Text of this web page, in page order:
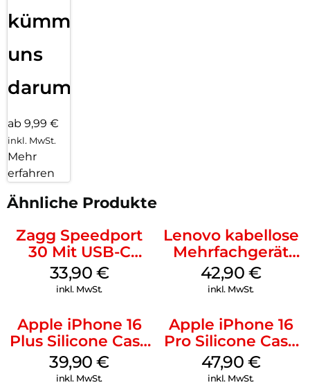
kümmern
uns
darum!
ab 9,99 €
inkl. MwSt.
Mehr
erfahren
Ähnliche Produkte
Zagg Speedport
30 Mit USB-C
Kabel Weiß
33,90 €
inkl. MwSt.
Lenovo kabellose
Mehrfachgerät
Luna Grey
42,90 €
inkl. MwSt.
Apple iPhone 16
Plus Silicone Case
MagSafe Plum
39,90€
inkl. MwSt.
Apple iPhone 16
Pro Silicone Case
MagSafe Denim
47,90 €
inkl. MwSt.